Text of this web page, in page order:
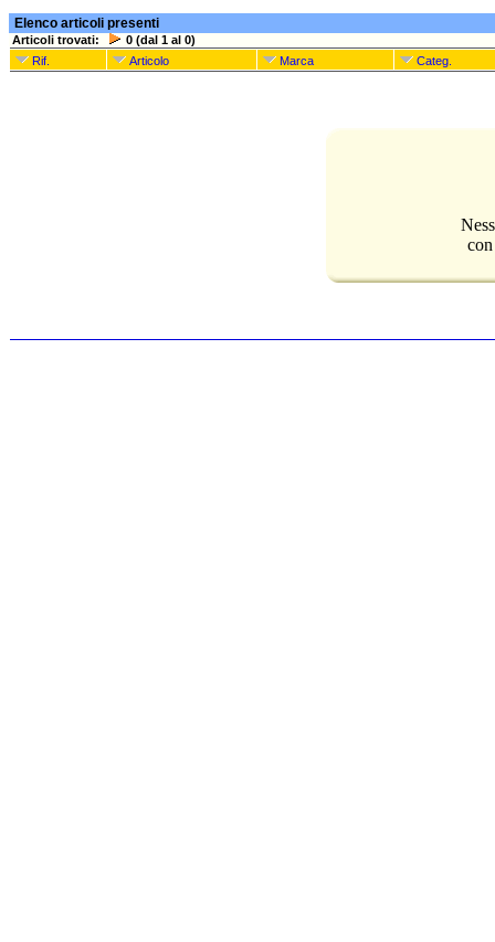
Elenco articoli presenti
Articoli trovati:
0 (dal 1 al 0)
Rif.
Articolo Marca Categ.